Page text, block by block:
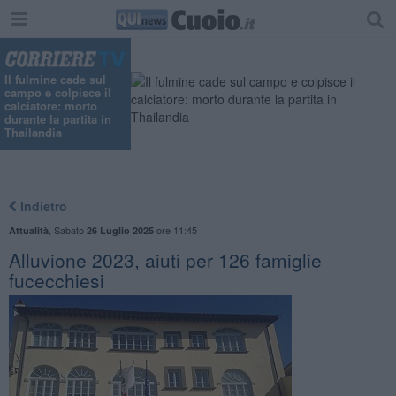
Il fulmine cade sul
campo e colpisce il
calciatore: morto
durante la partita in
Thailandia
Indietro
Attualità Sabato 26 Luglio 2025ore 11:45
Alluvione 2023, aiuti per 126 famiglie
fucecchiesi